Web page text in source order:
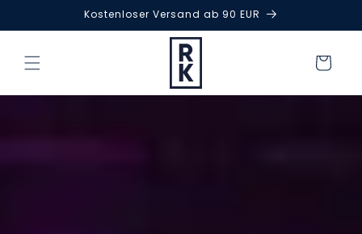
INHALT
Kostenloser Versand ab 90 EUR
Warenkorb